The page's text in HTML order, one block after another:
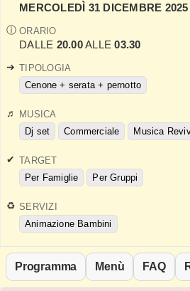
MERCOLEDÌ 31 DICEMBRE 2025
ORARIO
DALLE 20.00ALLE03.30
TIPOLOGIA
Cenone + serata + pernotto
MUSICA
Dj set
Commerciale Musica
TARGET
Per Famiglie
Per Gruppi
SERVIZI
Animazione Bambini
Programma Menù FAQ